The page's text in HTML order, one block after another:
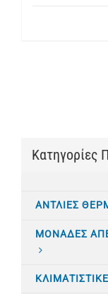
Κατηγορίες
ΑΝΤΛΙΕΣ
ΜΟΝΑΔΕΣ